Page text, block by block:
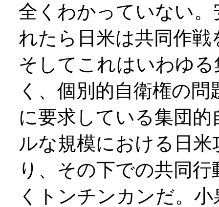
全くわかっていない
れたら日米は共同作
そしてこれはいわゆ
く、個別的自衛権の
に要求している集団
ルな規模における日
り、その下での共同
くトンチンカンだ。